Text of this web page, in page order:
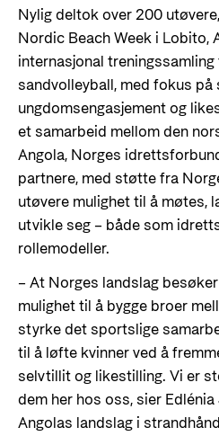
Kontakt oss
Norads Varslingstjeneste
Organisasjonskart
Organisasjonsoversikt
Presse og media
Logo
Postjournal
Personvern
Nylig deltok over 200
Nordic Beach Week i Lobito,
internasjonal
sandvolleyball, med fokus på
ungdomsengasjement og
et samarbeid mellom den
Angola, Norges
partnere, med støtte fra
utøvere mulighet til å møtes,
utvikle seg – både som
rollemodeller.
– At Norges landslag
mulighet til å bygge broer
styrke det sportslige
til å løfte kvinner ved å
selvtillit og likestilling. Vi er
dem her hos oss, sier
Angolas landslag i